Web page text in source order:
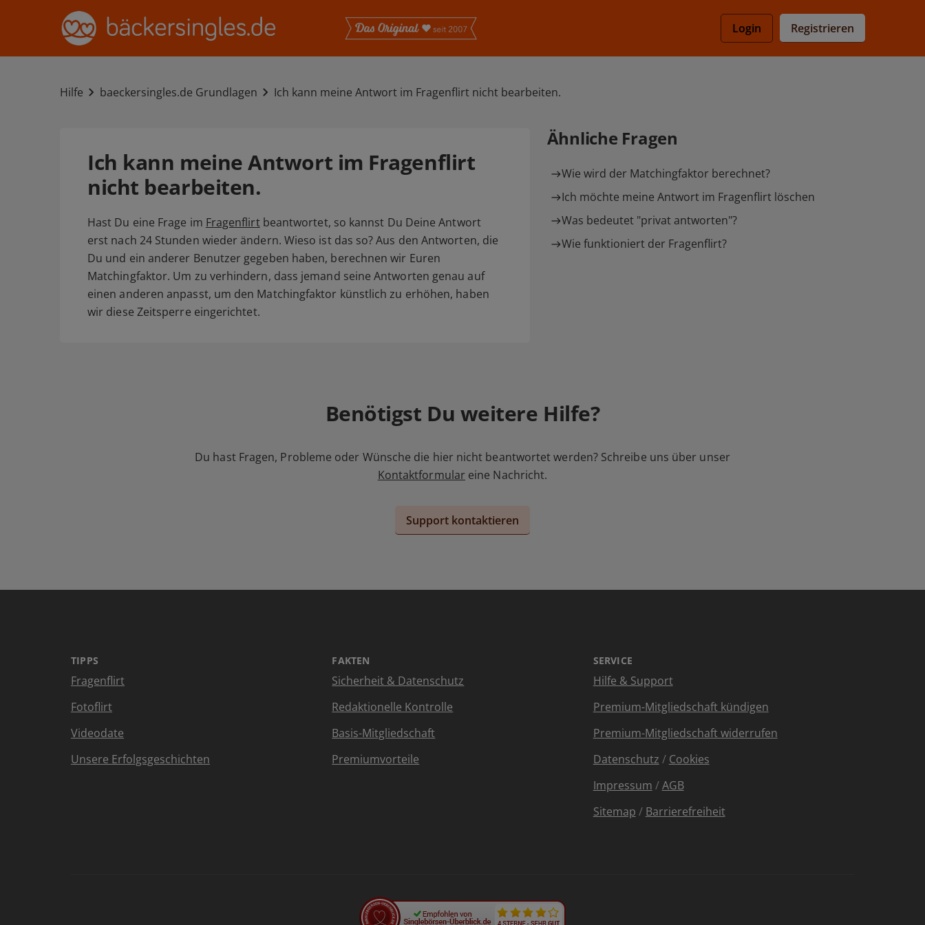
Login Registrieren
Hilfe baeckersingles.de Grundlagen Ich kann meine Antwort im Fragenflirt nicht bearbeiten.
Ich kann meine Antwort im Fragenflirt
nicht bearbeiten.
Hast Du eine Frage im Fragenflirtbeantwortet, so kannst Du Deine Antwort
erst nach 24 Stunden wieder ändern. Wieso ist das so? Aus den Antworten, die
Du und ein anderer Benutzer gegeben haben, berechnen wir Euren
Matchingfaktor. Um zu verhindern, dass jemand seine Antworten genau auf
einen anderen anpasst, um den Matchingfaktor künstlich zu erhöhen, haben
wir diese Zeitsperre eingerichtet.
Ähnliche Fragen
Wie wird der Matchingfaktor berechnet?
Ich möchte meine Antwort im Fragenflirt löschen
Was bedeutet "privat antworten"?
Wie funktioniert der Fragenflirt?
Benötigst Du weitere Hilfe?
Du hast Fragen, Probleme oder Wünsche die hier nicht beantwortet werden? Schreibe uns über unser
Kontaktformular eine Nachricht.
Support kontaktieren
TIPPS
Fragenflirt
Fotoflirt
Videodate
Unsere Erfolgsgeschichten
FAKTEN
Sicherheit & Datenschutz
Redaktionelle Kontrolle
Basis-Mitgliedschaft
Premiumvorteile
SERVICE
Hilfe & Support
Premium-Mitgliedschaft kündigen
Premium-Mitgliedschaft widerrufen
Datenschutz / Cookies
Impressum /AGB
Sitemap / Barrierefreiheit